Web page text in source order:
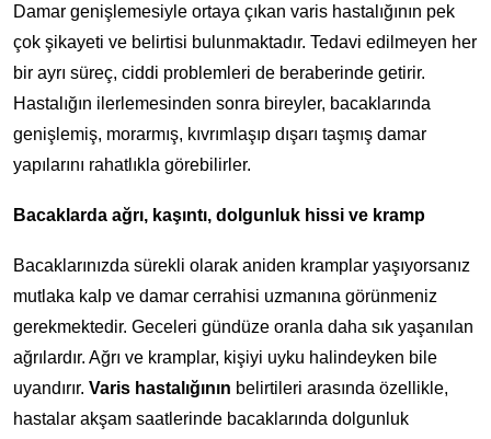
Damar genişlemesiyle ortaya çıkan varis hastalığının pek
çok şikayeti ve belirtisi bulunmaktadır. Tedavi edilmeyen her
bir ayrı süreç, ciddi problemleri de beraberinde getirir.
Hastalığın ilerlemesinden sonra bireyler, bacaklarında
genişlemiş, morarmış, kıvrımlaşıp dışarı taşmış damar
yapılarını rahatlıkla görebilirler.
Bacaklarda ağrı, kaşıntı, dolgunluk hissi ve kramp
Bacaklarınızda sürekli olarak aniden kramplar yaşıyorsanız
mutlaka kalp ve damar cerrahisi uzmanına görünmeniz
gerekmektedir. Geceleri gündüze oranla daha sık yaşanılan
ağrılardır. Ağrı ve kramplar, kişiyi uyku halindeyken bile
uyandırır. Varis hastalığının belirtileri arasında özellikle,
hastalar akşam saatlerinde bacaklarında dolgunluk